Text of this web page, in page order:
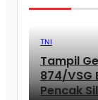
TNI
Tampil
874/VSG
Pencak